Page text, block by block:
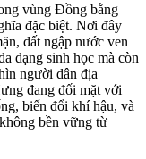
vùng Đồng bằng
đặc biệt. Nơi đây
đất ngập nước ven
dạng sinh học mà còn
người dân địa
đang đối mặt với
biến đổi khí hậu, và
bền vững từ